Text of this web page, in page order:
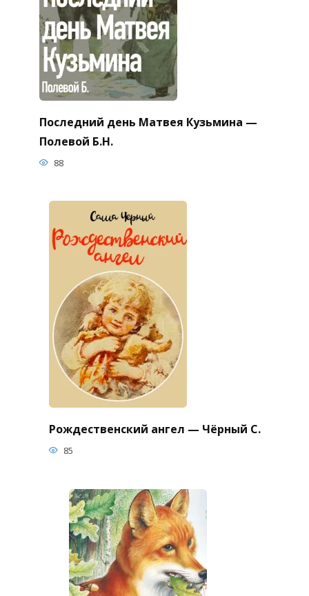
Последний день Матвея Кузьмина —
Полевой Б.Н.
88
Рождественский ангел — Чёрный С.
85